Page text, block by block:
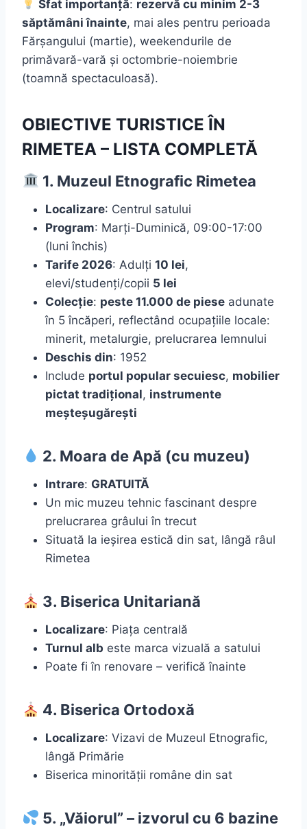
Sfat importanță: rezervă cu minim 2-3
săptămâni înainte, mai ales pentru perioada
Fărșangului (martie), weekendurile de
primăvară-vară și octombrie-noiembrie
(toamnă spectaculoasă).
OBIECTIVE TURISTICE ÎN
RIMETEA – LISTA COMPLETĂ
1. Muzeul Etnografic Rimetea
Localizare: Centrul satului
Program: Marți-Duminică, 09:00-17:00
(luni închis)
Tarife 2026: Adulți 10 lei,
elevi/studenți/copii 5 lei
Colecție: peste 11.000 de piese adunate
în 5 încăperi, reflectând ocupațiile locale:
minerit, metalurgie, prelucrarea lemnului
Deschis din: 1952
Include portul popular secuiesc, mobilier
pictat tradițional, instrumente
meșteșugărești
2. Moara de Apă (cu muzeu)
Intrare: GRATUITĂ
Un mic muzeu tehnic fascinant despre
prelucrarea grâului în trecut
Situată la ieșirea estică din sat, lângă râul
Rimetea
3. Biserica Unitariană
Localizare: Piața centrală
Turnul alb este marca vizuală a satului
Poate fi în renovare – verifică înainte
4. Biserica Ortodoxă
Localizare: Vizavi de Muzeul Etnografic,
lângă Primărie
Biserica minorității române din sat
5. „Văiorul” – izvorul cu 6 bazine